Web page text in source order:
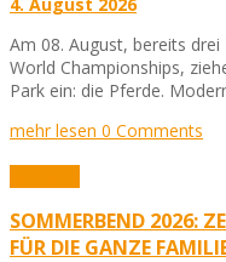
Am 08. August, bereits
World Championships,
Park ein: die Pferde.
mehr lesen 0 Comments
SOMMERBEND 2026:
FÜR DIE GANZE